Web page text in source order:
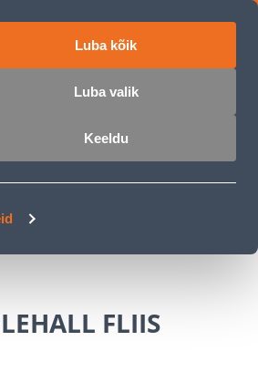
Luba kõik
Luba valik
Keeldu
FLIIS